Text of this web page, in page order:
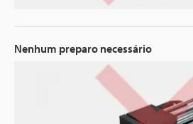
Nenhum preparo necessário